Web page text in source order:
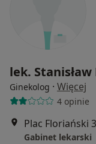
lek. Stanisław
Ginekolog · Więcej
4 opinie
Plac Floriański
Gabinet lekarski